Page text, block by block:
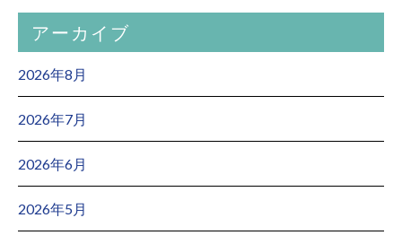
アーカイブ
2026年8月
2026年7月
2026年6月
2026年5月